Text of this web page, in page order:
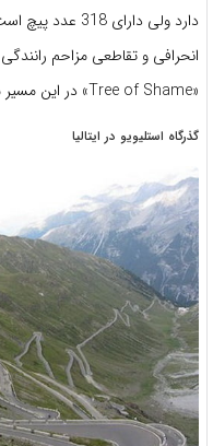
دارد ولی
انحرافی و تقاطعی مزاحم
«Tree of Shame» در این مسیر می‌تواند برای توریست‌ها جالب باشد.
گذرگاه استلیویو در ایتالیا